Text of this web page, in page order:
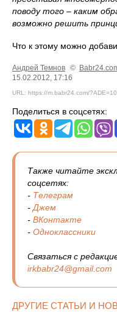
поводу того – каким
возможно решить
Что к этому можно
Андрeй Темнов ©
15.02.2012, 17:16
URL: https://m.babr24.com/
Поделиться в соцсетях:
Также читайте
соцсетях:
- Телеграм
-Джем
- ВКонтакте
- Одноклассники
Связаться с
irkbabr24@gmail.com
ДРУГИЕ СТАТЬИ И